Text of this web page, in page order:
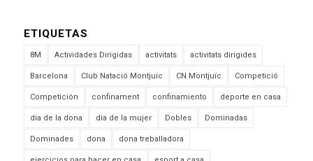
ETIQUETAS
8M Actividades Dirigidas activitats activitats dirigides
Barcelona Club Natació Montjuïc CN Montjuïc Competició
Competición confinament confinamiento deporte en casa
dia de la dona dia de la mujer Dobles Dominadas
Dominades dona dona treballadora